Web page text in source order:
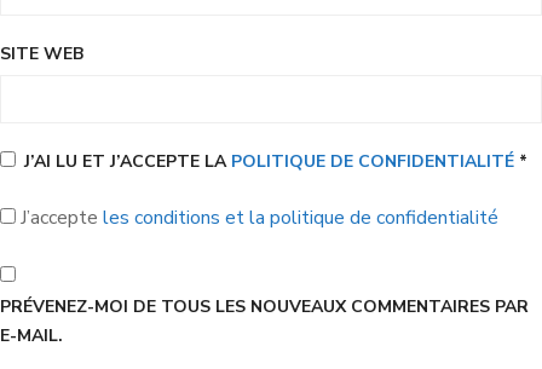
SITE WEB
J’AI LU ET J’ACCEPTE LA POLITIQUE DE CONFIDENTIALITÉ *
J’accepte les conditions et la politique de confidentialité
PRÉVENEZ-MOI DE TOUS LES NOUVEAUX COMMENTAIRES PAR
E-MAIL.